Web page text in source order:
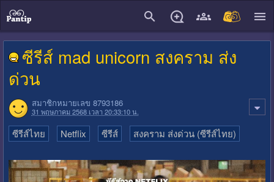
ซีรีส์ mad unicorn สงคราม ส่ง
ด่วน
สมาชิกหมายเลข 8793186
31 พฤษภาคม 2568 เวลา 20:33:10 น.
ซีรีส์ไทย Netflix ซีรีส์ สงคราม ส่งด่วน (ซีรีส์ไทย)
close